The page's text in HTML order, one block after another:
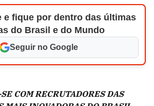
e fique por dentro das últimas
do Brasil e do Mundo
Seguir no Google
COM RECRUTADORES DAS